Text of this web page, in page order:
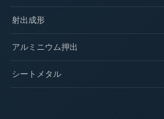
射出成形
アルミニウム押出
シートメタル